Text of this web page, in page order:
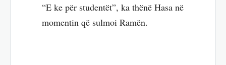
“E ke për studentët”, ka thënë Hasa në
momentin që sulmoi Ramën.